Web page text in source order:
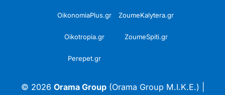
OikonomiaPlus.gr ZoumeKalytera.gr
Oikotropia.gr ZoumeSpiti.gr
Perepet.gr
© 2026 Orama Group(Orama Group Μ.Ι.Κ.Ε.) |